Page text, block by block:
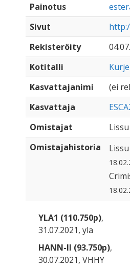
Painotus
Sivut
Rekisteröity
Kotitalli
Kasvattajanimi
(ei
Kasvattaja
Omistajat
Omistajahistoria
YLA1 (110.750p),
31.07.2021, yla
HANN-II (93.750p),
30.07.2021, VHHY